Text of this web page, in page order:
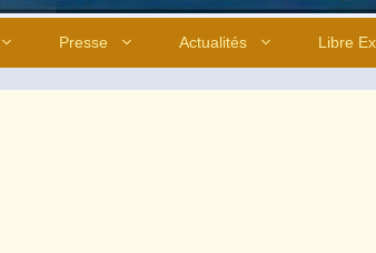
Presse Actualités Libre